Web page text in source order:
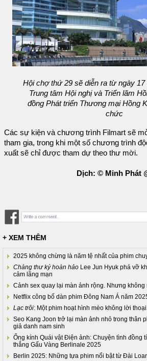
Hội chợ thứ 29 sẽ diễn ra từ ngày 17
Trung tâm Hội nghị và Triển lãm
đồng Phát triển Thương mại Hồng
chức
Các sự kiện và chương trình Filmart sẽ
tham gia, trong khi một số chương trình
xuất sẽ chỉ được tham dự theo thư mời.
Dịch: © Minh Phát
+ XEM THÊM
2025 không chừng là năm tệ nhất của phim
Chàng thư ký hoàn hảo Lee Jun Hyuk phá vỡ
cảm lãng mạn
Cảnh sex quay lại màn ảnh rộng. Nhưng không
Netflix công bố dàn phim Đông Nam Á năm
Lạc trôi: Một phim hoạt hình mèo không lời
Seo Kang Joon trở lại màn ảnh nhỏ trong thân
giả danh nam sinh
Ống kính Quái vật Điện ảnh: Chuyện tình đồng
thắng Gấu Vàng Berlinale 2025
Berlin 2025: Những tựa phim nổi bật từ Đài